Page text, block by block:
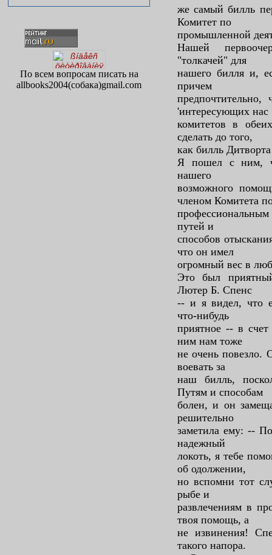
По всем вопросам писать на
allbooks2004(собака)gmail.com
же самый билль
Комитет по
промышленной
Нашей
"толкачей" для
нашего билля и,
причем
'интересующих нас
комитетов в
сделать до того,
как билль
Я пошел с ним,
нашего
возможного
членом Комитета
путей и
способов
что он имел
огромный вес в
Это был
Лютер Б. Спенс
-- и я видел, что
что-нибудь
приятное -- в
ним нам тоже
не очень повезло.
воевать за
наш билль,
Путям и способам
болен, и он
решительно
заметила ему: --
надежный
локоть, я тебе
об одолжении,
но вспомни тот
рыбе и
развлечениям в
твоя помощь, а
не извинения!
такого напора.